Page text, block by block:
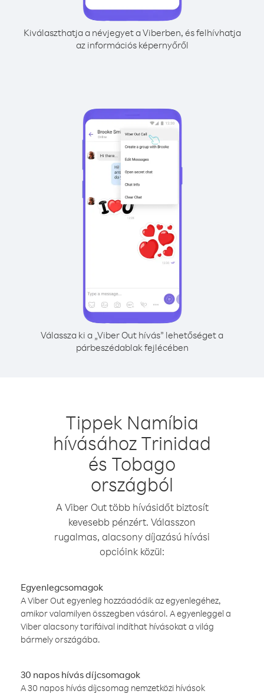
Kiválaszthatja a névjegyet a Viberben, és felhívhatja
az információs képernyőről
Válassza ki a „Viber Out hívás” lehetőséget a
párbeszédablak fejlécében
Tippek Namíbia
hívásához Trinidad
és Tobago
országból
A Viber Out több hívásidőt biztosít
kevesebb pénzért. Válasszon
rugalmas, alacsony díjazású hívási
opcióink közül:
Egyenlegcsomagok
A Viber Out egyenleg hozzáadódik az egyenlegéhez,
amikor valamilyen összegben vásárol. A egyenleggel a
Viber alacsony tarifáival indíthat hívásokat a világ
bármely országába.
30 napos hívás díjcsomagok
A 30 napos hívás díjcsomag nemzetközi hívások